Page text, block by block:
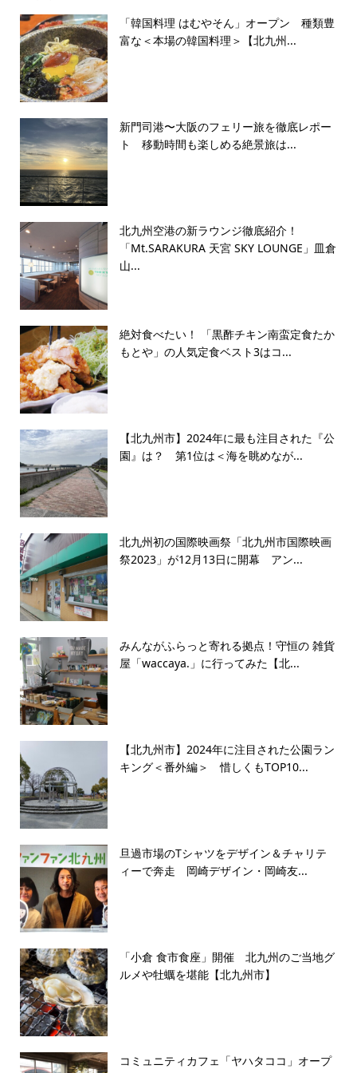
「韓国料理 はむやそん」オープン 種類豊
富な＜本場の韓国料理＞【北九州...
新門司港〜大阪のフェリー旅を徹底レポー
ト 移動時間も楽しめる絶景旅は...
北九州空港の新ラウンジ徹底紹介！
「Mt.SARAKURA 天宮 SKY LOUNGE」皿倉
山...
絶対食べたい！ 「黒酢チキン南蛮定食たか
もとや」の人気定食ベスト3はコ...
【北九州市】2024年に最も注目された『公
園』は？ 第1位は＜海を眺めなが...
北九州初の国際映画祭「北九州市国際映画
祭2023」が12月13日に開幕 アン...
みんながふらっと寄れる拠点！守恒の 雑貨
屋「waccaya.」に行ってみた【北...
【北九州市】2024年に注目された公園ラン
キング＜番外編＞ 惜しくもTOP10...
旦過市場のTシャツをデザイン＆チャリテ
ィーで奔走 岡崎デザイン・岡崎友...
「小倉 食市食座」開催 北九州のご当地グ
ルメや牡蠣を堪能【北九州市】
コミュニティカフェ「ヤハタココ」オープ